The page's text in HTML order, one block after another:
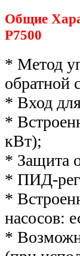
Общие
Р7500
* Метод
обратной
* Вход
*
кВт);
* Защита
* ПИД-
*
насосов:
*